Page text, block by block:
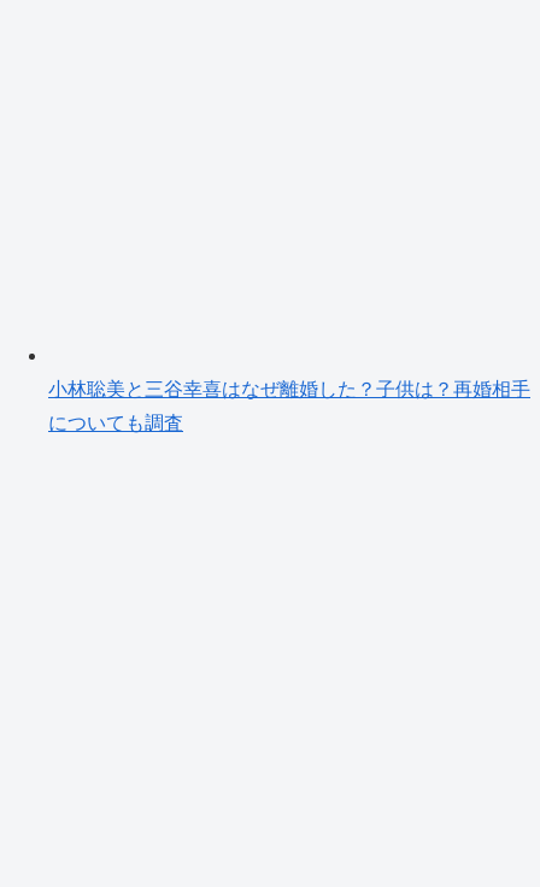
小林聡美と三谷幸喜はなぜ離婚した？子供は？再婚相手
についても調査